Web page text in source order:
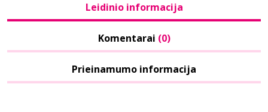
Leidinio informacija
Komentarai (0)
Prieinamumo informacija